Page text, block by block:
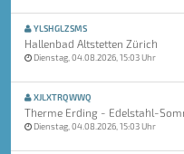
YLSHGLZSMS
Hallenbad Altstetten Zürich
Dienstag, 04.08.2026, 15:03 Uhr
XJLXTRQWWQ
Therme Erding - Edelstahl-
Dienstag, 04.08.2026, 15:03 Uhr